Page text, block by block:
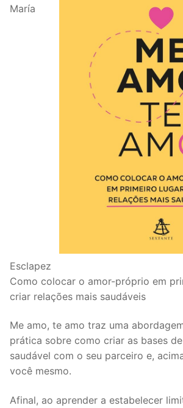
María
Esclapez
Como colocar o amor-próprio em
criar relações mais saudáveis
Me amo, te amo traz uma
prática sobre como criar as bases
saudável com o seu parceiro e,
você mesmo.
Afinal, ao aprender a estabelecer